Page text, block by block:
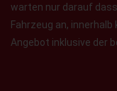
warten nur darauf
Fahrzeug an,
Angebot inklusive der